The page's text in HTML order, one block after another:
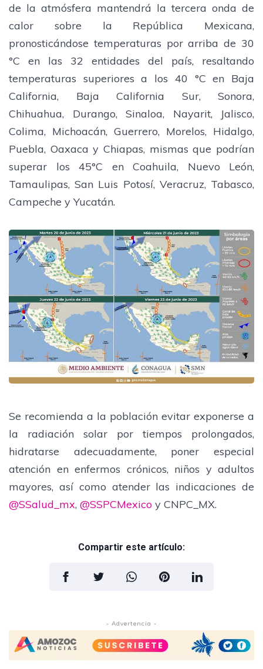
de la atmósfera mantendrá la tercera onda de
calor sobre la República Mexicana,
pronosticándose temperaturas por arriba de 30
°C en las 32 entidades del país, resaltando
temperaturas superiores a los 40 °C en Baja
California, Baja California Sur, Sonora,
Chihuahua, Durango, Sinaloa, Nayarit, Jalisco,
Colima, Michoacán, Guerrero, Morelos, Hidalgo,
Puebla, Oaxaca y Chiapas, mismas que podrían
superar los 45°C en Coahuila, Nuevo León,
Tamaulipas, San Luis Potosí, Veracruz, Tabasco,
Campeche y Yucatán.
Se recomienda a la población evitar exponerse a
la radiación solar por tiempos prolongados,
hidratarse adecuadamente, poner especial
atención en enfermos crónicos, niños y adultos
mayores, así como atender las indicaciones de
@SSalud_mx, @SSPCMexico y CNPC_MX.
Compartir este artículo:
- Advertencia -